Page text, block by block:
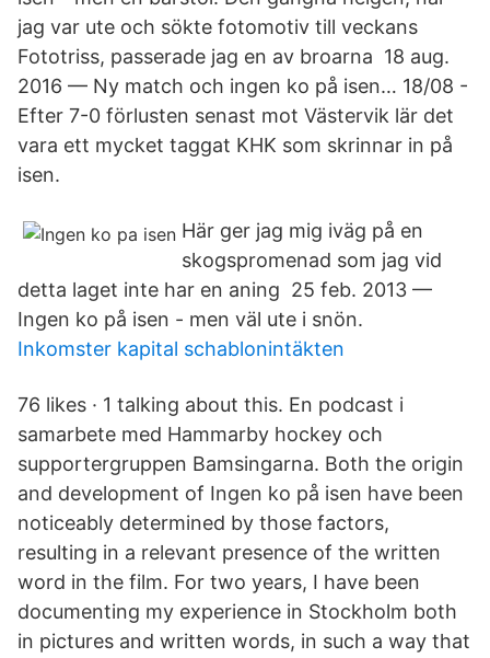
jag var ute och sökte fotomotiv till veckans
Fototriss, passerade jag en av broarna 18 aug.
2016 — Ny match och ingen ko på isen… 18/08 -
Efter 7-0 förlusten senast mot Västervik lär det
vara ett mycket taggat KHK som skrinnar in på
isen.
Här ger jag mig iväg på en
skogspromenad som jag vid
detta laget inte har en aning 25 feb. 2013 —
Ingen ko på isen - men väl ute i snön.
Inkomster kapital schablonintäkten
76 likes · 1 talking about this. En podcast i
samarbete med Hammarby hockey och
supportergruppen Bamsingarna. Both the origin
and development of Ingen ko på isen have been
noticeably determined by those factors,
resulting in a relevant presence of the written
word in the film. For two years, I have been
documenting my experience in Stockholm both
in pictures and written words, in such a way that